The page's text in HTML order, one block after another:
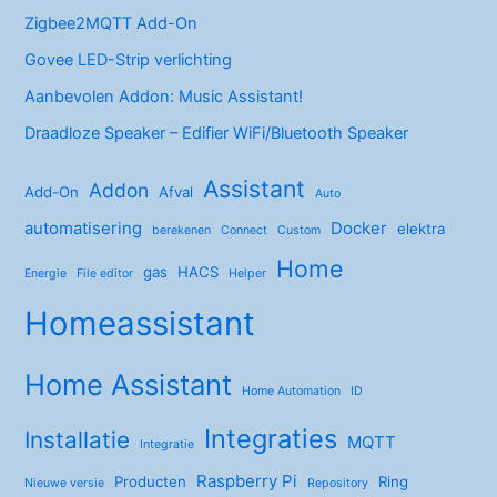
Zigbee2MQTT Add-On
Govee LED-Strip verlichting
Aanbevolen Addon: Music Assistant!
Draadloze Speaker – Edifier WiFi/Bluetooth Speaker
Add-On Addon Afval Assistant Auto
automatisering berekenen Connect Custom Docker elektra
Energie File editor gas HACS Helper Home
Homeassistant
Home Assistant Home Automation ID
Installatie Integratie Integraties MQTT
Nieuwe versie Producten Raspberry Pi Repository Ring